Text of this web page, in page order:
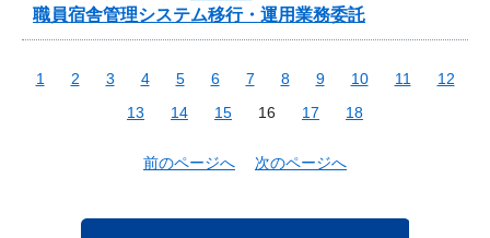
職員宿舎管理システム移行・運用業務委託
1 2 3 4 5 6 7 8 9 10 11
12
13
14 15 16 17 18
前のページへ 次のページへ